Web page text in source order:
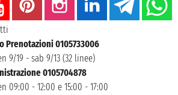
Prenotazioni 0105733006
9/19 - sab 9/13 (32 linee)
0105704878
09:00 - 12:00 e 15:00 - 17:00